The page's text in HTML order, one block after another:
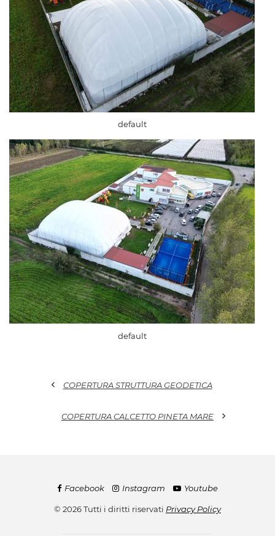
default
default
COPERTURA STRUTTURA GEODETICA
chevron_left
COPERTURA CALCETTO PINETA MARE chevron_right
Facebook Instagram Youtube
© 2026 Tutti i diritti riservati Privacy Policy